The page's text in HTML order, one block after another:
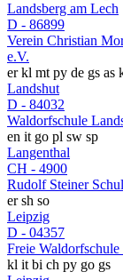
Landsberg am Lech
D - 86899
Verein Christian
e.V.
er kl mt py de gs as
Landshut
D - 84032
Waldorfschule
en it go pl sw sp
Langenthal
CH - 4900
Rudolf Steiner
er sh so
Leipzig
D - 04357
Freie
kl it bi ch py go gs